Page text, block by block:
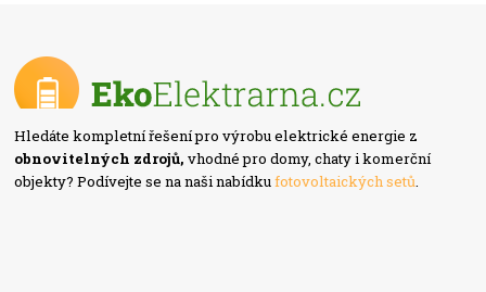
Hledáte kompletní řešení pro výrobu elektrické energie z
obnovitelných zdrojů, vhodné pro domy, chaty i komerční
objekty? Podívejte se na naši nabídkufotovoltaických setů.